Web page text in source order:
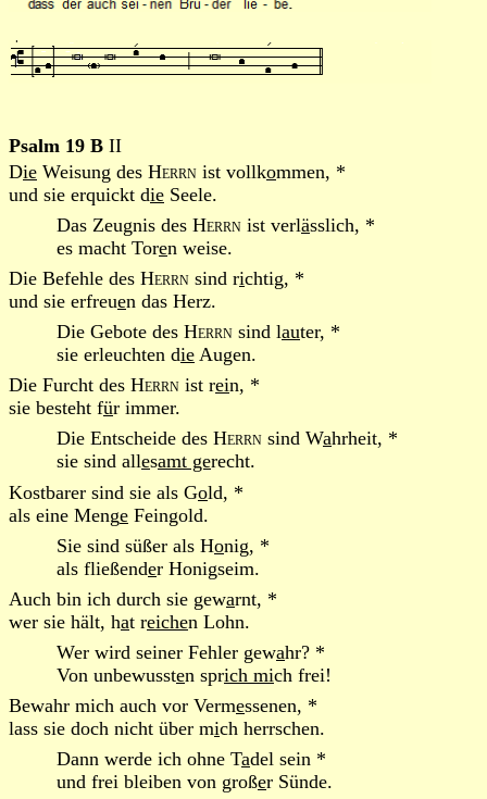
Psalm 19 B II
Die Weisung des Herrn ist vollkommen, *
und sie erquickt die Seele.
Das Zeugnis des Herrn ist verlässlich, *
es macht Toren weise.
Die Befehle des Herrn sind richtig, *
und sie erfreuen das Herz.
Die Gebote des Herrn sind lauter, *
sie erleuchten die Augen.
Die Furcht des Herrn ist rein, *
sie besteht für immer.
Die Entscheide des Herrn sind Wahrheit, *
sie sind allesamt gerecht.
Kostbarer sind sie als Gold, *
als eine Menge Feingold.
Sie sind süßer als Honig, *
als fließender Honigseim.
Auch bin ich durch sie gewarnt, *
wer sie hält, hat reichen Lohn.
Wer wird seiner Fehler gewahr? *
Von unbewussten sprich mich frei!
Bewahr mich auch vor Vermessenen, *
lass sie doch nicht über mich herrschen.
Dann werde ich ohne Tadel sein *
und frei bleiben von großer Sünde.